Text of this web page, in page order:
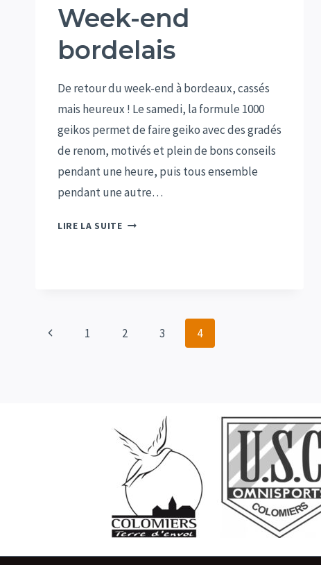
Week-end
bordelais
De retour du week-end à bordeaux, cassés
mais heureux ! Le samedi, la formule 1000
geikos permet de faire geiko avec des gradés
de renom, motivés et plein de bons conseils
pendant une heure, puis tous ensemble
pendant une autre…
LIRE LA SUITEWEEK-
Navigation
page
Page
1 2 3 4